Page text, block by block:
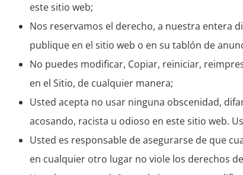
este sitio web;
Nos reservamos el derecho, a nuestra entera
publique en el sitio web o en su tablón de
No puedes modificar, Copiar, reiniciar,
en el Sitio, de cualquier manera;
Usted acepta no usar ninguna obscenidad,
acosando, racista u odioso en este sitio web.
Usted es responsable de asegurarse de que
en cualquier otro lugar no viole los derechos